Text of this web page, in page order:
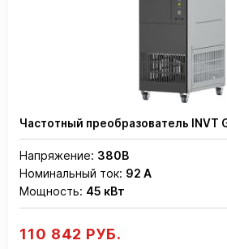
Частотный преобразователь INVT
Напряжение: 380В
Номинальный ток: 92 А
Мощность: 45 кВт
110 842 РУБ.